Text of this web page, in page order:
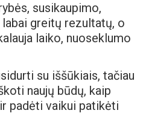
susikaupimo,
greitų rezultatų, o
laiko, nuoseklumo
su iššūkiais, tačiau
naujų būdų, kaip
padėti vaikui patikėti